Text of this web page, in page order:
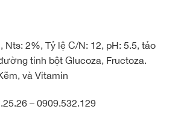
2%, Tỷ lệ C/N: 12, pH: 5.5, tảo
tinh bột Glucoza, Fructoza.
và Vitamin
– 0909.532.129